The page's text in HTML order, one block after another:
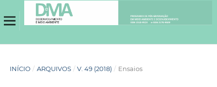
INÍCIO / ARQUIVOS / V. 49 (2018) / Ensaios